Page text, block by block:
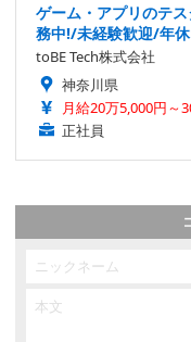
ゲーム・アプリのテ
務中!/未経験歓迎/年
toBE Tech株式会社
神奈川県
月給20万5,000円～
正社員